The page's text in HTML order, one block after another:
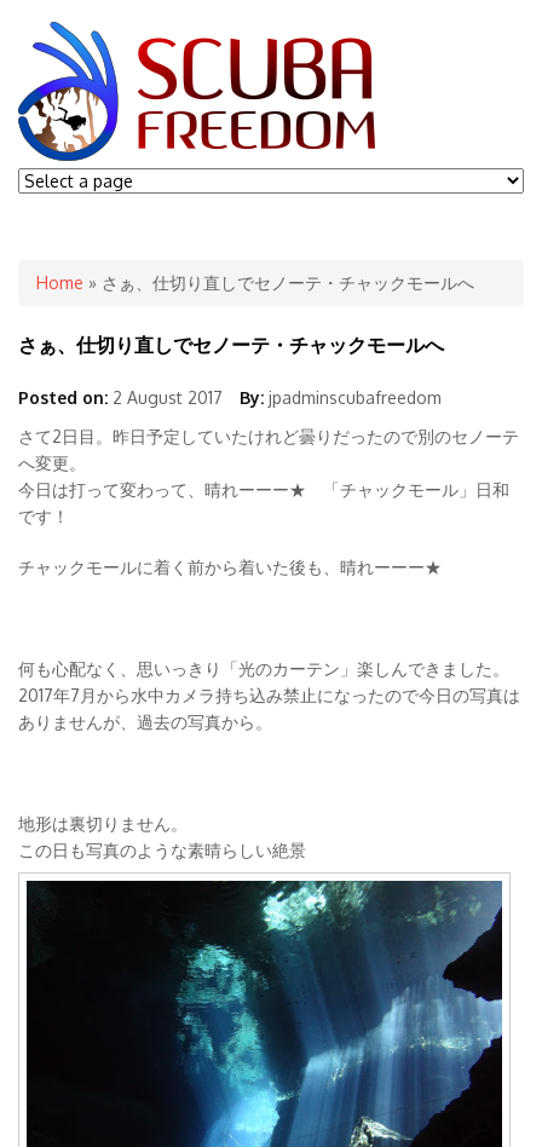
You are here
Home » さぁ、仕切り直しでセノーテ・チャックモールへ
さぁ、仕切り直しでセノーテ・チャックモールへ
Posted on: 2 August 2017 By: jpadminscubafreedom
さて2日目。昨日予定していたけれど曇りだったので別のセノーテ
へ変更。
今日は打って変わって、晴れーーー★ 「チャックモール」日和
です！
チャックモールに着く前から着いた後も、晴れーーー★
何も心配なく、思いっきり「光のカーテン」楽しんできました。
2017年7月から水中カメラ持ち込み禁止になったので今日の写真は
ありませんが、過去の写真から。
地形は裏切りません。
この日も写真のような素晴らしい絶景